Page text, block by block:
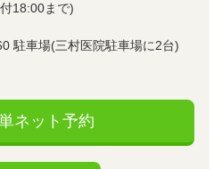
18:00まで)
駐車場(三村医院駐車場に2台)
ネット予約